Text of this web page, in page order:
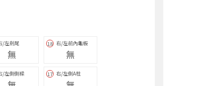
17 右/左側A柱
18 右/左前內龜板
無
/左劍尾
無
/左側側樑